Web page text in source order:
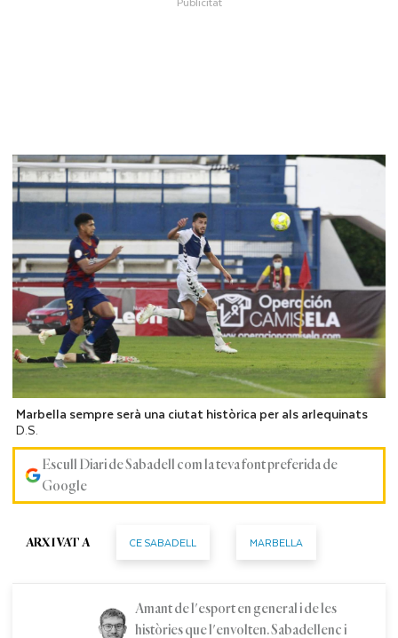
Marbella sempre serà una ciutat històrica per als arlequinats
D.S.
Escull Diari de Sabadell com la teva font preferida de
Google
ARXIVAT A CE SABADELL MARBELLA
Amant de l'esport en general i de les
històries que l'envolten. Sabadellenc i